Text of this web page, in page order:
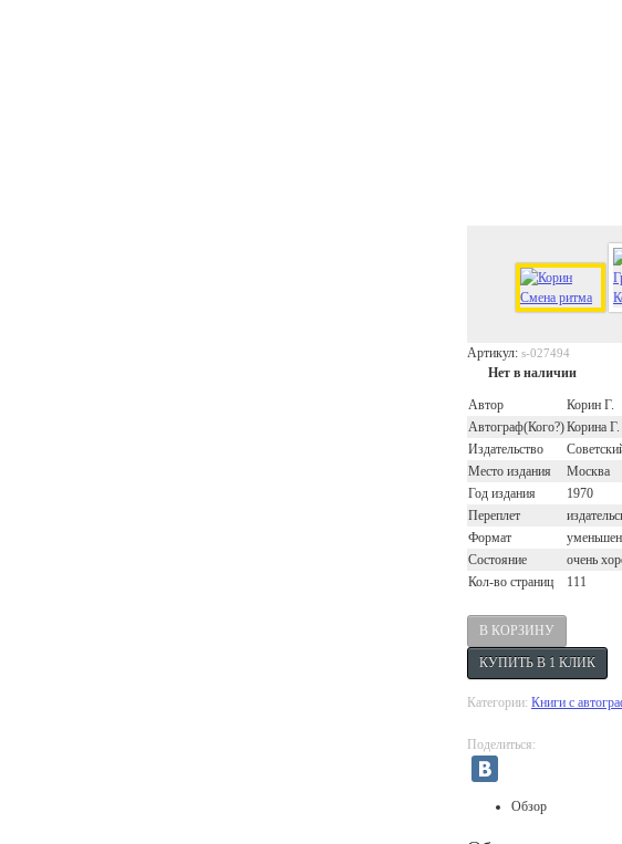
Артикул: s-027494
Нет в наличии
Автор
Корин Г.
Автограф(Кого?)Корина Г.
Издательство
Место издания
Москва
Год издания
1970
Переплет
Формат
Состояние
очень
Кол-во страниц
111
Категории: Книги с
Поделиться:
Обзор